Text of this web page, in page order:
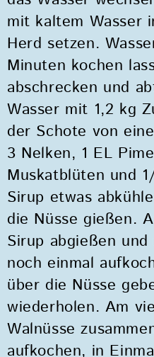
mit kaltem Wasser
Herd setzen.
Minuten kochen
abschrecken und
Wasser mit 1,2 kg
der Schote von
3 Nelken, 1 EL
Muskatblüten und
Sirup etwas
die Nüsse gießen.
Sirup abgießen
noch einmal
über die Nüsse
wiederholen. Am
Walnüsse
aufkochen, in